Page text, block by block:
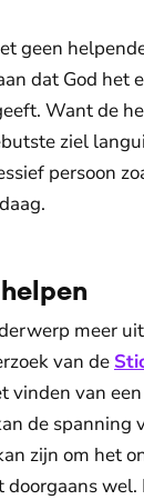
geen
dat God het
Want de
ziel
persoon
meer
van de
vinden van
de spanning
zijn om het
wel.